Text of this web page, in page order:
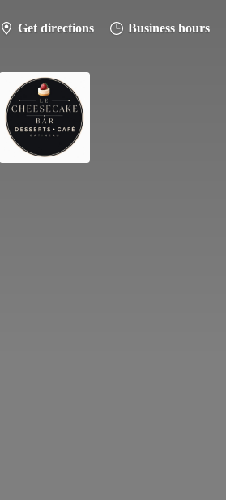
Get directions Business hours